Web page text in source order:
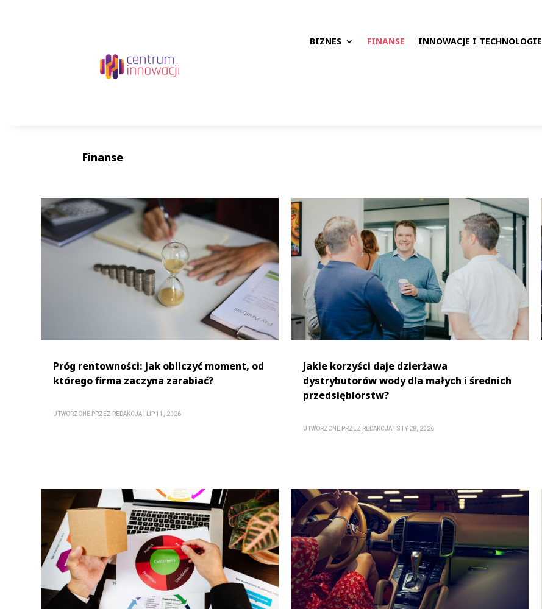
BIZNES FINANSE INNOWACJE I TECHNOLOGIE
Finanse
Próg rentowności: jak obliczyć moment, od
którego firma zaczyna zarabiać?
UTWORZONE PRZEZ REDAKCJA LIP 11, 2026
Jakie korzyści daje dzierżawa
dystrybutorów wody dla małych i średnich
przedsiębiorstw?
UTWORZONE PRZEZ REDAKCJA STY 28, 2026